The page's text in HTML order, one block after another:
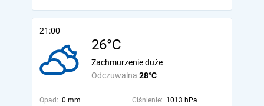
21:00
26°C
Odczuwalna 28°C
Zachmurzenie duże
Opad: 0 mm Ciśnienie: 1013 hPa